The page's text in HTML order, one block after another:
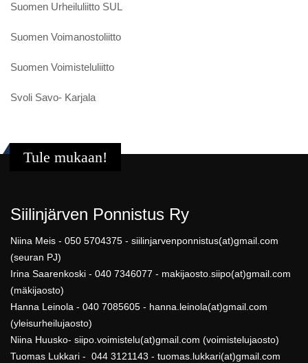
Suomen Urheiluliitto SUL
Suomen Voimanostoliitto
Suomen Voimisteluliitto
Svoli Savo- Karjala
Tule mukaan!
Siilinjärven Ponnistus Ry
Niina Meis - 050 5704375 - siilinjarvenponnistus(at)gmail.com
(seuran PJ)
Irina Saarenkoski - 040 7346077 - makijaosto.siipo(at)gmail.com
(mäkijaosto)
Hanna Leinola - 040 7085605 - hanna.leinola(at)gmail.com
(yleisurheilujaosto)
Niina Huusko- siipo.voimistelu(at)gmail.com (voimistelujaosto)
Tuomas Lukkari - 044 3121143 - tuomas.lukkari(at)gmail.com